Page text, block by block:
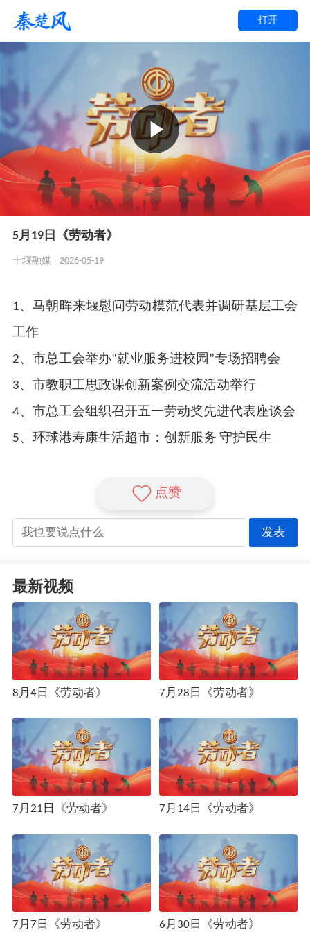
打开
5月19日《劳动者》
十堰融媒 2026-05-19
1、马朝晖来堰慰问劳动模范代表并调研基层工会
工作
2、市总工会举办“就业服务进校园”专场招聘会
3、市教职工思政课创新案例交流活动举行
4、市总工会组织召开五一劳动奖先进代表座谈会
5、环球港寿康生活超市：创新服务 守护民生
点赞
发表
最新视频
8月4日《劳动者》 7月28日《劳动者》
7月21日《劳动者》 7月14日《劳动者》
7月7日《劳动者》 6月30日《劳动者》